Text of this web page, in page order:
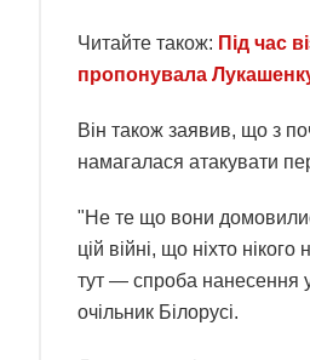
Читайте також: Під час
пропонувала
Він також заявив, що з
намагалася атакувати
"Не те що вони
цій війні, що ніхто
тут — спроба нанесення
очільник Білорусі.